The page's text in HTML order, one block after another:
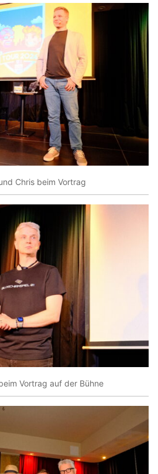
Chris beim Vortrag
Vortrag auf der Bühne